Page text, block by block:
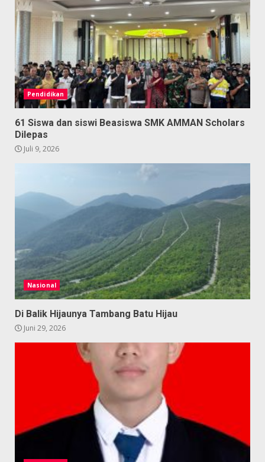
Pendidikan
61 Siswa dan siswi Beasiswa SMK AMMAN Scholars
Dilepas
Juli 9, 2026
Nasional
Di Balik Hijaunya Tambang Batu Hijau
Juni 29, 2026